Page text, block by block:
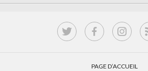
PAGE D’ACCUEIL